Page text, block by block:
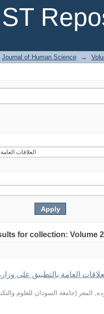
Journal of Human Science →
for collection: Volume
العامة بالتطبيق على
المعز (جامعة السودان للعلوم